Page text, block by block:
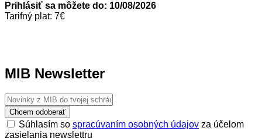
Prihlásiť sa môžete do: 10/08/2026
Tarifný plat: 7€
MIB Newsletter
Chcem odoberať
Súhlasím so spracúvaním osobných údajov za účelom
zasielania newslettru